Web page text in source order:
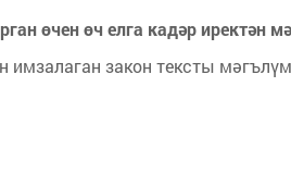
өчен өч елга кадәр иректән
закон тексты